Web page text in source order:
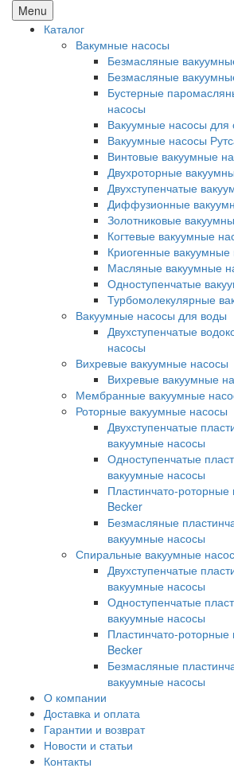
Menu
Каталог
Вакумные насосы
Безмасляные
Безмасляные
Бустерные
насосы
Вакуумные насосы
Вакуумные насосы
Винтовые вакуумные
Двухроторные
Двухступенчатые
Диффузионные
Золотниковые
Когтевые вакуумные
Криогенные вакуумные
Масляные вакуумные
Одноступенчатые
Турбомолекулярные
Вакуумные насосы для воды
Двухступенчатые
насосы
Вихревые вакуумные насосы
Вихревые вакуумные
Мембранные вакуумные
Роторные вакуумные насосы
Двухступенчатые
вакуумные насосы
Одноступенчатые
вакуумные насосы
Пластинчато-
Becker
Безмасляные
вакуумные насосы
Спиральные вакуумные
Двухступенчатые
вакуумные насосы
Одноступенчатые
вакуумные насосы
Пластинчато-
Becker
Безмасляные
вакуумные насосы
О компании
Доставка и оплата
Гарантии и возврат
Новости и статьи
Контакты